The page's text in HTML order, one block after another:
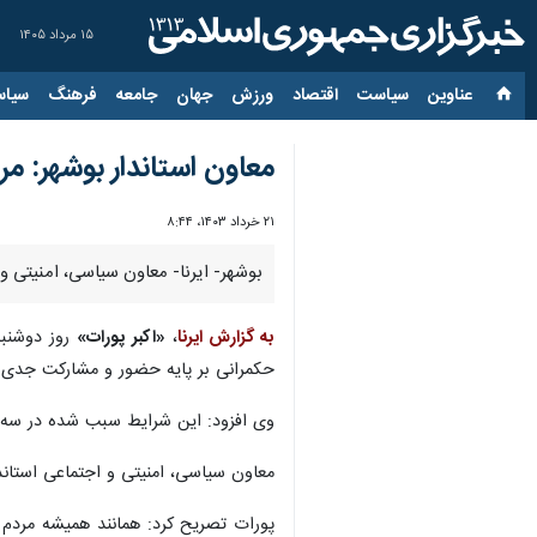
۱۵ مرداد ۱۴۰۵
عناوین‌ سیاست اقتصاد ورزش جهان جامعه فرهنگ
معاون استاندار
۲۱ خرداد ۱۴۰۳، ۸:۴۴